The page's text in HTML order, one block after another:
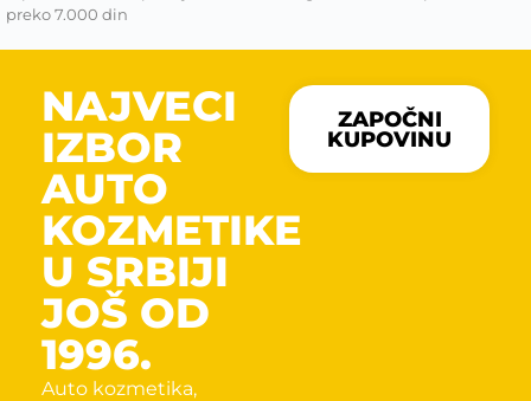
preko 7.000 din
NAJVECI
IZBOR
AUTO
KOZMETIKE
U SRBIJI
JOŠ OD
1996.
Auto kozmetika,
ZAPOČNI
KUPOVINU